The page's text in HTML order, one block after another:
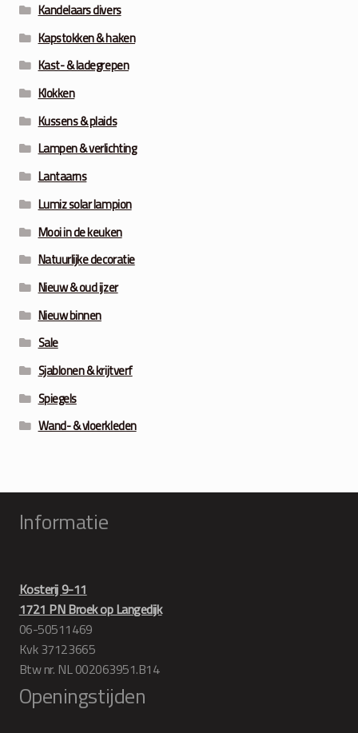
Kandelaars divers
Kapstokken & haken
Kast- & ladegrepen
Klokken
Kussens & plaids
Lampen & verlichting
Lantaarns
Lumiz solar lampion
Mooi in de keuken
Natuurlijke decoratie
Nieuw & oud ijzer
Nieuw binnen
Sale
Sjablonen & krijtverf
Spiegels
Wand- & vloerkleden
Informatie
Kosterij 9-11
1721 PN Broek op Langedijk
06-50511469
Kvk 37123665
Btw nr. NL 002063951.B14
Openingstijden